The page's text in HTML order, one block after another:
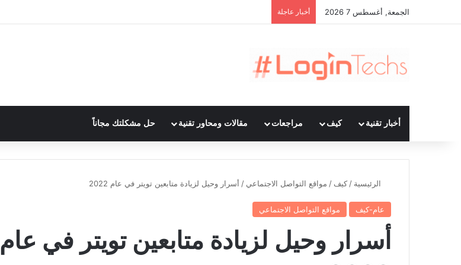
الجمعة, أغسطس 7 2026 أخبار عاجلة
أخبار تقنية كيف مراجعات مقالات ومحاور تقنية حل مشكلتك مجاناً
الرئيسية / كيف / مواقع التواصل الاجتماعي / أسرار وحيل لزيادة متابعين تويتر في عام 2022
عام-كيف مواقع التواصل الاجتماعي
أسرار وحيل لزيادة متابعين تويتر في عام